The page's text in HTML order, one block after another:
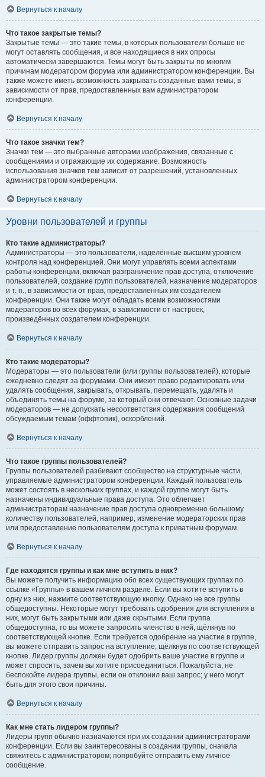
Вернуться к началу
Что такое закрытые темы?
Закрытые темы — это такие темы, в которых пользователи больше не
могут оставлять сообщения, и все находящиеся в них опросы
автоматически завершаются. Темы могут быть закрыты по многим
причинам модератором форума или администратором конференции. Вы
также можете иметь возможность закрывать созданные вами темы, в
зависимости от прав, предоставленных вам администратором
конференции.
Вернуться к началу
Что такое значки тем?
Значки тем — это выбранные авторами изображения, связанные с
сообщениями и отражающие их содержание. Возможность
использования значков тем зависит от разрешений, установленных
администратором конференции.
Вернуться к началу
Уровни пользователей и группы
Кто такие администраторы?
Администраторы — это пользователи, наделённые высшим уровнем
контроля над конференцией. Они могут управлять всеми аспектами
работы конференции, включая разграничение прав доступа, отключение
пользователей, создание групп пользователей, назначение модераторов
и т. п., в зависимости от прав, предоставленных им создателем
конференции. Они также могут обладать всеми возможностями
модераторов во всех форумах, в зависимости от настроек,
произведённых создателем конференции.
Вернуться к началу
Кто такие модераторы?
Модераторы — это пользователи (или группы пользователей), которые
ежедневно следят за форумами. Они имеют право редактировать или
удалять сообщения, закрывать, открывать, перемещать, удалять и
объединять темы на форуме, за который они отвечают. Основные задачи
модераторов — не допускать несоответствия содержания сообщений
обсуждаемым темам (оффтопик), оскорблений.
Вернуться к началу
Что такое группы пользователей?
Группы пользователей разбивают сообщество на структурные части,
управляемые администратором конференции. Каждый пользователь
может состоять в нескольких группах, и каждой группе могут быть
назначены индивидуальные права доступа. Это облегчает
администраторам назначение прав доступа одновременно большому
количеству пользователей, например, изменение модераторских прав
или предоставление пользователям доступа к приватным форумам.
Вернуться к началу
Где находятся группы и как мне вступить в них?
Вы можете получить информацию обо всех существующих группах по
ссылке «Группы» в вашем личном разделе. Если вы хотите вступить в
одну из них, нажмите соответствующую кнопку. Однако не все группы
общедоступны. Некоторые могут требовать одобрения для вступления в
них, могут быть закрытыми или даже скрытыми. Если группа
общедоступна, то вы можете запросить членство в ней, щёлкнув по
соответствующей кнопке. Если требуется одобрение на участие в группе,
вы можете отправить запрос на вступление, щёлкнув по соответствующей
кнопке. Лидер группы должен будет одобрить ваше участие в группе и
может спросить, зачем вы хотите присоединиться. Пожалуйста, не
беспокойте лидера группы, если он отклонил ваш запрос; у него могут
быть для этого свои причины.
Вернуться к началу
Как мне стать лидером группы?
Лидеры групп обычно назначаются при их создании администраторами
конференции. Если вы заинтересованы в создании группы, сначала
свяжитесь с администратором; попробуйте отправить ему личное
сообщение.